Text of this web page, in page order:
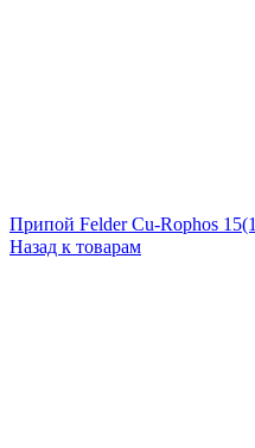
Припой Felder Cu-Rophos
Назад к товарам